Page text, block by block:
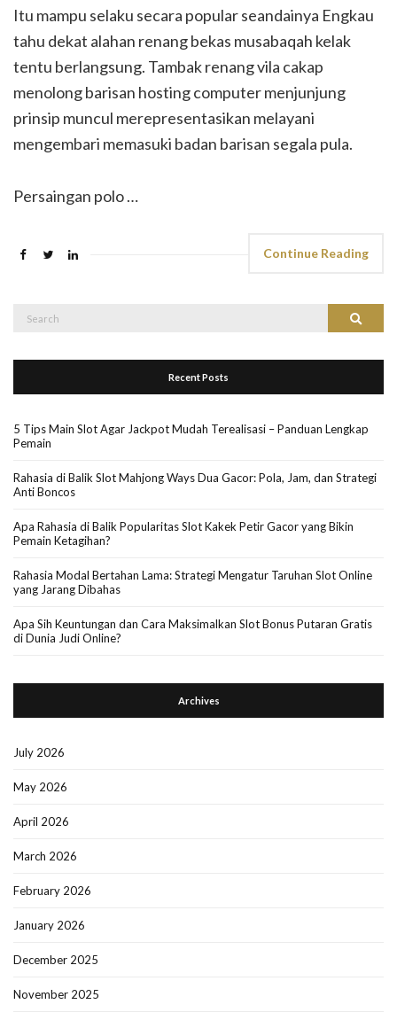
Itu mampu selaku secara popular seandainya Engkau
tahu dekat alahan renang bekas musabaqah kelak
tentu berlangsung. Tambak renang vila cakap
menolong barisan hosting computer menjunjung
prinsip muncul merepresentasikan melayani
mengembari memasuki badan barisan segala pula.
Persaingan polo …
Continue Reading
Search
Recent Posts
5 Tips Main Slot Agar Jackpot Mudah Terealisasi – Panduan Lengkap
Pemain
Rahasia di Balik Slot Mahjong Ways Dua Gacor: Pola, Jam, dan Strategi
Anti Boncos
Apa Rahasia di Balik Popularitas Slot Kakek Petir Gacor yang Bikin
Pemain Ketagihan?
Rahasia Modal Bertahan Lama: Strategi Mengatur Taruhan Slot Online
yang Jarang Dibahas
Apa Sih Keuntungan dan Cara Maksimalkan Slot Bonus Putaran Gratis
di Dunia Judi Online?
Archives
July 2026
May 2026
April 2026
March 2026
February 2026
January 2026
December 2025
November 2025